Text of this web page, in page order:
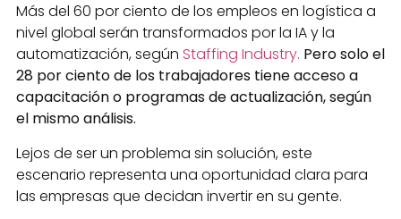
Más del 60 por ciento de los empleos en logística a
nivel global serán transformados por la IA y la
automatización, según Staffing Industry. Pero solo el
28 por ciento de los trabajadores tiene acceso a
capacitación o programas de actualización, según
el mismo análisis.
Lejos de ser un problema sin solución, este
escenario representa una oportunidad clara para
las empresas que decidan invertir en su gente.